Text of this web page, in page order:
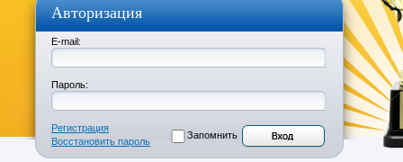
Авторизация
E-mail:
Пароль:
Регистрация
Восстановить пароль
Запомнить